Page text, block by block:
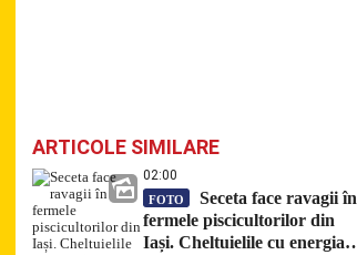
ARTICOLE SIMILARE
02:00
FOTO
Seceta face ravagii în
fermele piscicultorilor din
Iași. Cheltuielile cu energia